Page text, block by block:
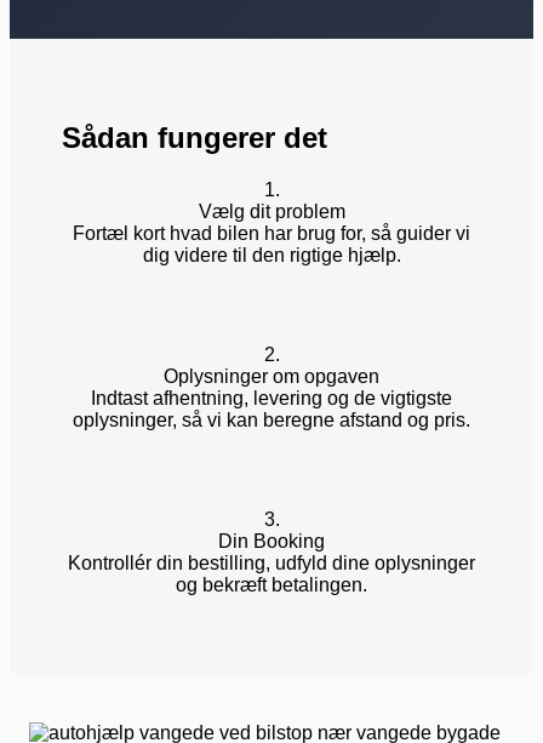
Sådan fungerer det
1.
Vælg dit problem
Fortæl kort hvad bilen har brug for, så guider vi
dig videre til den rigtige hjælp.
2.
Oplysninger om opgaven
Indtast afhentning, levering og de vigtigste
oplysninger, så vi kan beregne afstand og pris.
3.
Din Booking
Kontrollér din bestilling, udfyld dine oplysninger
og bekræft betalingen.